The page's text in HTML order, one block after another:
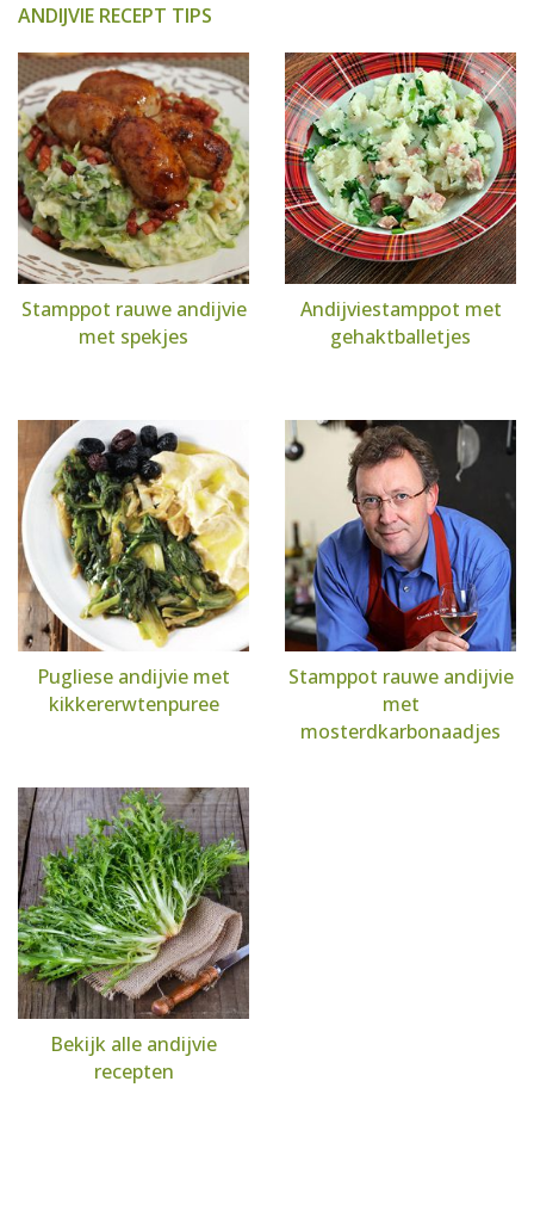
ANDIJVIE RECEPT TIPS
Stamppot rauwe andijvie
met spekjes
Andijviestamppot met
gehaktballetjes
Pugliese andijvie met
kikkererwtenpuree
Stamppot rauwe andijvie
met
mosterdkarbonaadjes
Bekijk alle andijvie
recepten